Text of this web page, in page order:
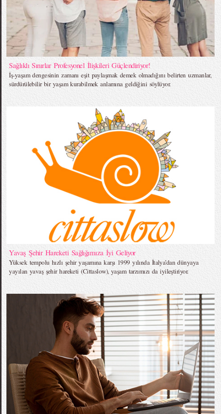
Sağlıklı Sınırlar Profesyonel İlişkileri Güçlendiriyor!
İş-yaşam dengesinin zamanı eşit paylaşmak demek olmadığını belirten uzmanlar,
sürdürülebilir bir yaşam kurabilmek anlamına geldiğini söylüyor.
Yavaş Şehir Hareketi Sağlığımıza İyi Geliyor
Yüksek tempolu hızlı şehir yaşamına karşı 1999 yılında İtalya’dan dünyaya
yayılan yavaş şehir hareketi (Cittaslow), yaşam tarzımızı da iyileştiriyor.